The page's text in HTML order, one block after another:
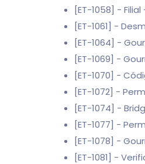
[ET-1058] -
[ET-1061] -
[ET-1064] -
[ET-1069] -
[ET-1070] -
[ET-1072] -
[ET-1074] -
[ET-1077] -
[ET-1078] -
[ET-1081] -